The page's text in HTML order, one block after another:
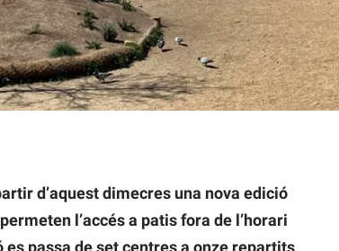
barri de Gràcia. Autor: Jordi M.
d’aquest dimecres una nova edició
l’accés a patis fora de l’horari
es passa de set centres a onze repartits